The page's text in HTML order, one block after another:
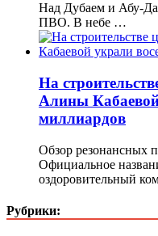
Над Дубаем и Абу-
ПВО. В небе …
На
Алины
миллиардов
Обзор резонансных
Официальное
оздоровительный
Рубрики: